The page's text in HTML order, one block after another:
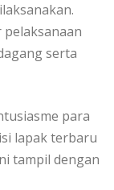
serta
para
lapak terbaru
tampil dengan